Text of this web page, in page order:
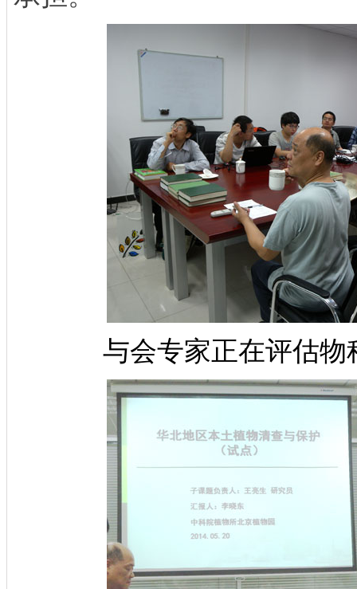
与会专家正在评估物